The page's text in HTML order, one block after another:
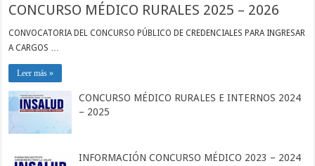
CONCURSO MÉDICO RURALES 2025 – 2026
CONVOCATORIA DEL CONCURSO PÚBLICO DE CREDENCIALES PARA INGRESAR
A CARGOS …
Leer más »
CONCURSO MÉDICO RURALES E INTERNOS 2024
– 2025
INFORMACIÓN CONCURSO MÉDICO 2023 – 2024